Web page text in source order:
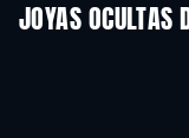
JOYAS OCULTAS